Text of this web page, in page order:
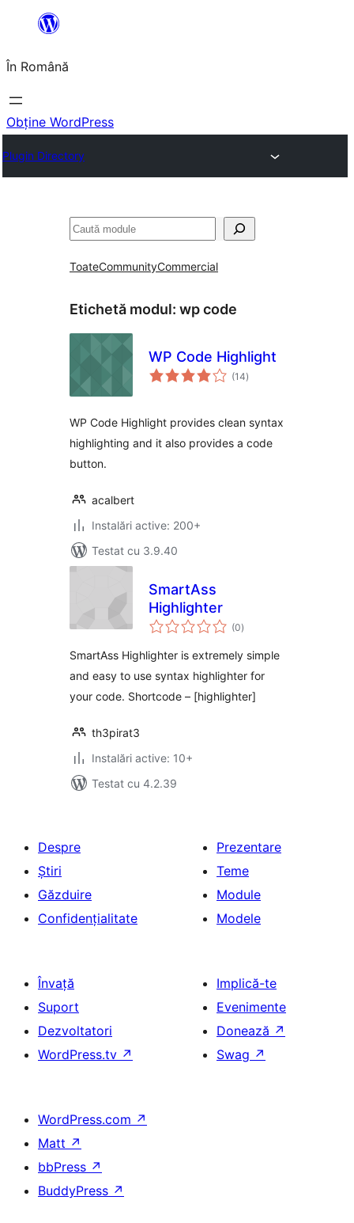
conținut
În Română
Obține WordPress
Plugin Directory
Caută
ToateCommunityCommercial
Etichetă modul: wp code
WP Code Highlight
(14total
aprecieri
)
WP Code Highlight provides clean syntax
highlighting and it also provides a code
button.
acalbert
Instalări active: 200+
Testat cu 3.9.40
SmartAss
Highlighter
(0total
aprecieri
)
SmartAss Highlighter is extremely simple
and easy to use syntax highlighter for
your code. Shortcode – [highlighter]
th3pirat3
Instalări active: 10+
Testat cu 4.2.39
Despre
Știri
Găzduire
Confidențialitate
Prezentare
Teme
Module
Modele
Învață
Suport
Dezvoltatori
WordPress.tv ↗
Implică-te
Evenimente
Donează ↗
Swag ↗
WordPress.com ↗
Matt ↗
bbPress ↗
BuddyPress ↗